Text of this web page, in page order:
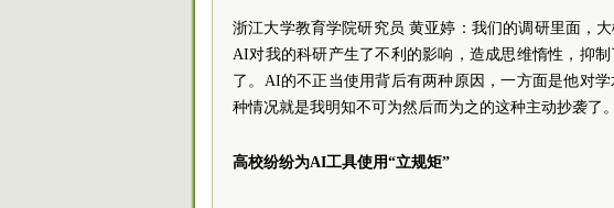
浙江大学教育学院研究员 黄亚婷：我们的调研里面，
AI对我的科研产生了不利的影响，造成思维惰性，抑
了。AI的不正当使用背后有两种原因，一方面是他对
种情况就是我明知不可为然后而为之的这种主动抄袭了。
高校纷纷为AI工具使用“立规矩”